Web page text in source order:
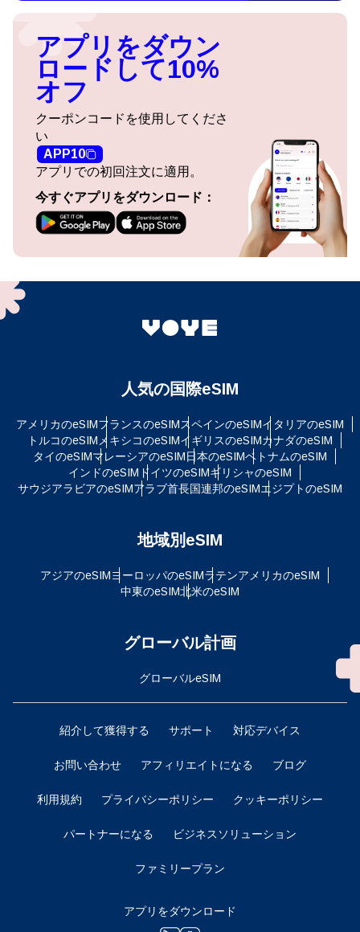
アプリをダウン
ロードして10%
オフ
クーポンコードを使用してくださ
い
APP10
アプリでの初回注文に適用。
今すぐアプリをダウンロード：
人気の国際eSIM
アメリカのeSIMフランスのeSIMスペインのeSIMイタリアのeSIM
トルコのeSIM メキシコのeSIMイギリスのeSIMカナダのeSIM
タイのeSIMマレーシアのeSIM日本のeSIMベトナムのeSIM
インドのeSIM ドイツのeSIMギリシャのeSIM
サウジアラビアのeSIMアラブ首長国連邦のeSIMエジプトのeSIM
地域別eSIM
アジアのeSIMヨーロッパのeSIMラテンアメリカのeSIM
中東のeSIM北米のeSIM
グローバル計画
グローバルeSIM
紹介して獲得する サポート 対応デバイス
お問い合わせ アフィリエイトになる ブログ
利用規約 プライバシーポリシー クッキーポリシー
パートナーになる ビジネスソリューション
ファミリープラン
アプリをダウンロード